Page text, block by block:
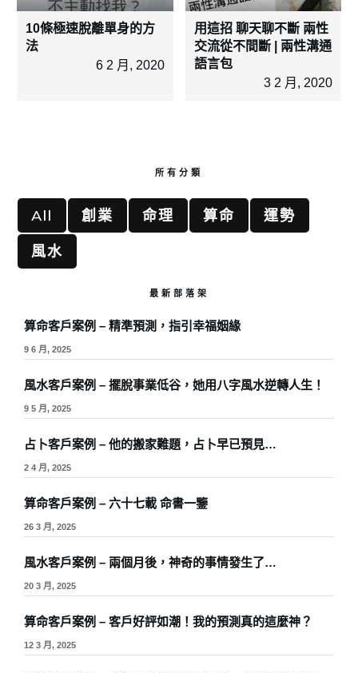
10條極速脫離單身的方
法
6 2 月, 2020
用這招 聊天聊不斷 兩性
交流從不間斷 | 兩性溝通
語言包
3 2 月, 2020
所有分類
All 創業 命理 算命
運勢
風水
最新部落架
算命客戶案例 – 精準預測，指引幸福姻緣
9 6 月, 2025
風水客戶案例 – 擺脫事業低谷，她用八字風水逆轉人生！
9 5 月, 2025
占卜客戶案例 – 他的搬家難題，占卜早已預見…
2 4 月, 2025
算命客戶案例 – 六十七載 命書一鑒
26 3 月, 2025
風水客戶案例 – 兩個月後，神奇的事情發生了…
20 3 月, 2025
算命客戶案例 – 客戶好評如潮！我的預測真的這麼神？
12 3 月, 2025